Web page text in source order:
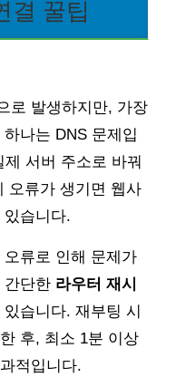
결 꿀팁
로 발생하지만, 가장
하나는 DNS 문제입
서버 주소로 바꿔
오류가 생기면 웹사
습니다.
류로 인해 문제가
간단한 라우터 재시
습니다. 재부팅 시
후, 최소 1분 이상
적입니다.